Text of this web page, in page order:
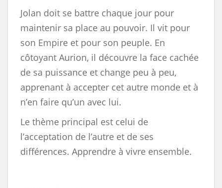
Jolan doit se battre chaque jour pour
maintenir sa place au pouvoir. Il vit pour
son Empire et pour son peuple. En
côtoyant Aurion, il découvre la face cachée
de sa puissance et change peu à peu,
apprenant à accepter cet autre monde et à
n’en faire qu’un avec lui.
Le thème principal est celui de
l’acceptation de l’autre et de ses
différences. Apprendre à vivre ensemble.